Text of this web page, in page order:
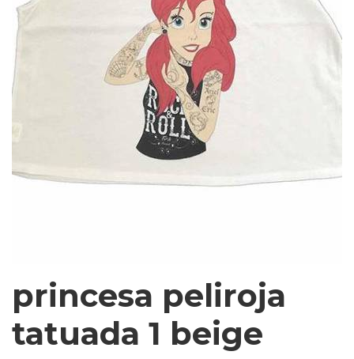
princesa peliroja
tatuada 1 beige